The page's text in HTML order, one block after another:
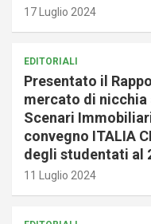
17 Luglio 2024
EDITORIALI
Presentato il
mercato di nicchia
Scenari
convegno ITALIA
degli studentati al
11 Luglio 2024